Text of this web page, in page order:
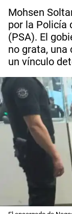
Mohsen
por la Policía
(PSA). El
no grata, una
un vínculo